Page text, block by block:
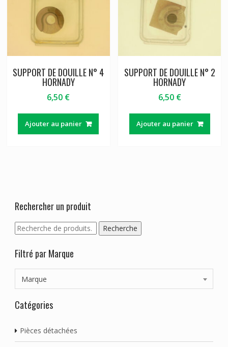
SUPPORT DE DOUILLE N° 4
HORNADY
6,50 €
Ajouter au panier
SUPPORT DE DOUILLE N° 2
HORNADY
6,50 €
Ajouter au panier
Rechercher un produit
Recherche
pour :
Recherche
Filtré par Marque
Marque
Catégories
Pièces détachées